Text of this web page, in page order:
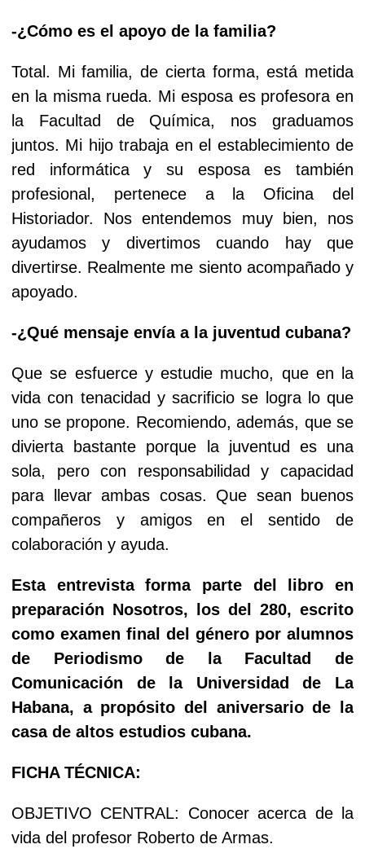
-¿Cómo es el apoyo de la familia?
Total. Mi familia, de cierta forma, está metida
en la misma rueda. Mi esposa es profesora en
la Facultad de Química, nos graduamos
juntos. Mi hijo trabaja en el establecimiento de
red informática y su esposa es también
profesional, pertenece a la Oficina del
Historiador. Nos entendemos muy bien, nos
ayudamos y divertimos cuando hay que
divertirse. Realmente me siento acompañado y
apoyado.
-¿Qué mensaje envía a la juventud cubana?
Que se esfuerce y estudie mucho, que en la
vida con tenacidad y sacrificio se logra lo que
uno se propone. Recomiendo, además, que se
divierta bastante porque la juventud es una
sola, pero con responsabilidad y capacidad
para llevar ambas cosas. Que sean buenos
compañeros y amigos en el sentido de
colaboración y ayuda.
Esta entrevista forma parte del libro en
preparación Nosotros, los del 280, escrito
como examen final del género por alumnos
de Periodismo de la Facultad de
Comunicación de la Universidad de La
Habana, a propósito del aniversario de la
casa de altos estudios cubana.
FICHA TÉCNICA:
OBJETIVO CENTRAL: Conocer acerca de la
vida del profesor Roberto de Armas.